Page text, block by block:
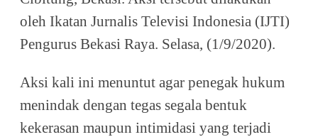
oleh Ikatan Jurnalis Televisi Indonesia (IJTI)
Pengurus Bekasi Raya. Selasa, (1/9/2020).
Aksi kali ini menuntut agar penegak hukum
menindak dengan tegas segala bentuk
kekerasan maupun intimidasi yang terjadi